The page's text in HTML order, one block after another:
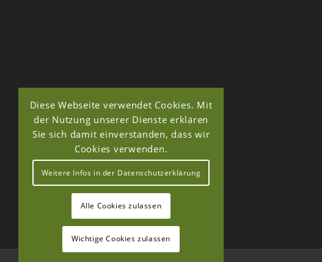
Diese Webseite verwendet Cookies. Mit
der Nutzung unserer Dienste erklären
Sie sich damit einverstanden, dass wir
Cookies verwenden.
Weitere Infos in der Datenschutzerklärung
Alle Cookies zulassen
Wichtige Cookies zulassen